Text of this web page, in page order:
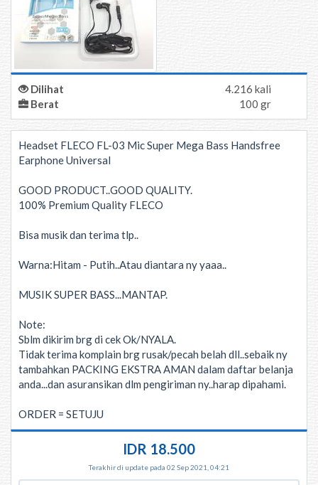
Dilihat
4.216 kali
Berat
100 gr
Headset FLECO FL-03 Mic Super Mega Bass Handsfree
Earphone Universal
GOOD PRODUCT..GOOD QUALITY.
100% Premium Quality FLECO
Bisa musik dan terima tlp..
Warna:Hitam - Putih..Atau diantara ny yaaa..
MUSIK SUPER BASS...MANTAP.
Note:
Sblm dikirim brg di cek Ok/NYALA.
Tidak terima komplain brg rusak/pecah belah dll..sebaik ny
tambahkan PACKING EKSTRA AMAN dalam daftar belanja
anda...dan asuransikan dlm pengiriman ny..harap dipahami.
ORDER = SETUJU
IDR 18.500
Terakhir di update pada 02 Sep 2021, 04:21